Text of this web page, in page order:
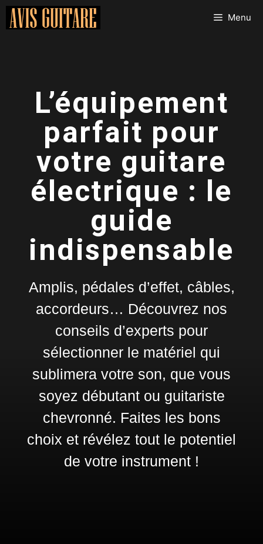
Aller
Menu
L’équipement
parfait pour
votre guitare
électrique : le
guide
indispensable
Amplis, pédales d’effet, câbles,
accordeurs… Découvrez nos
conseils d’experts pour
sélectionner le matériel qui
sublimera votre son, que vous
soyez débutant ou guitariste
chevronné. Faites les bons
choix et révélez tout le potentiel
de votre instrument !